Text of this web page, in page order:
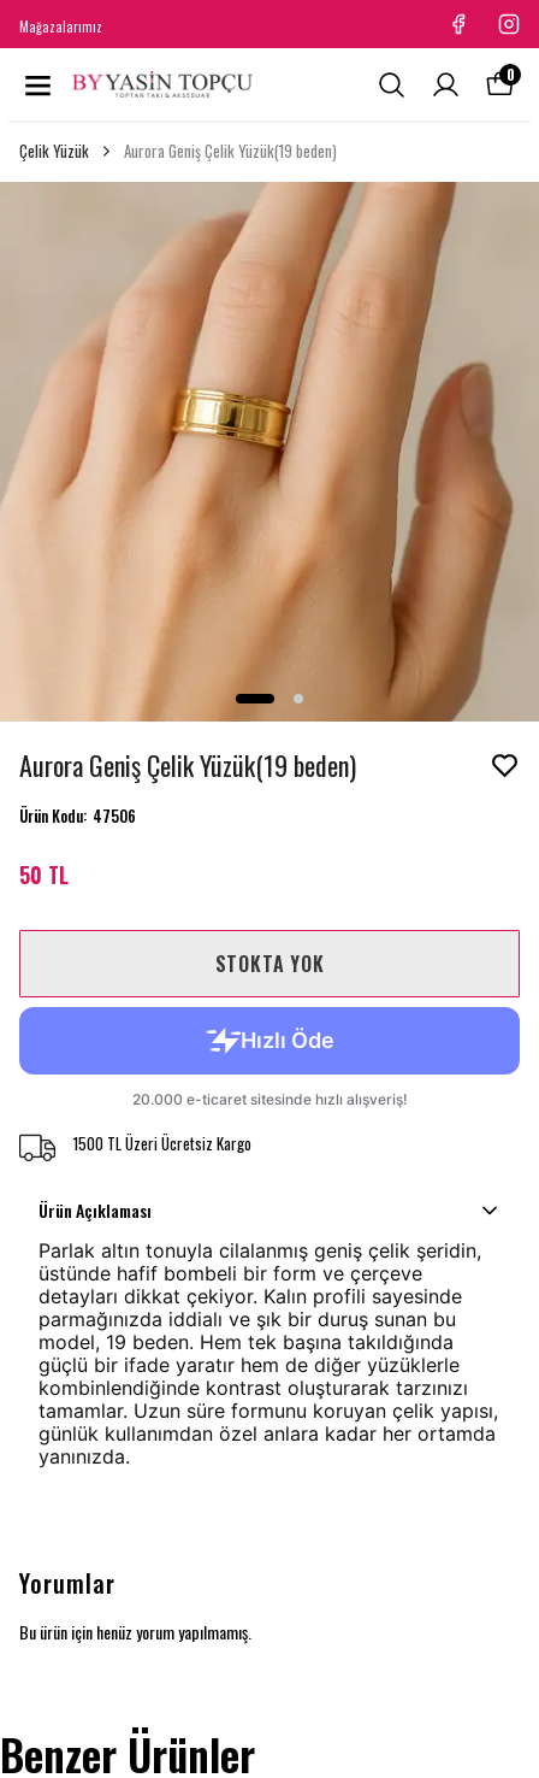
Mağazalarımız
0
Çelik Yüzük Aurora Geniş Çelik Yüzük(19 beden)
Aurora Geniş Çelik Yüzük(19 beden)
Ürün Kodu: 47506
50 TL
STOKTA YOK
1500 TL Üzeri Ücretsiz Kargo
Ürün Açıklaması
Parlak altın tonuyla cilalanmış geniş çelik şeridin,
üstünde hafif bombeli bir form ve çerçeve
detayları dikkat çekiyor. Kalın profili sayesinde
parmağınızda iddialı ve şık bir duruş sunan bu
model, 19 beden. Hem tek başına takıldığında
güçlü bir ifade yaratır hem de diğer yüzüklerle
kombinlendiğinde kontrast oluşturarak tarzınızı
tamamlar. Uzun süre formunu koruyan çelik yapısı,
günlük kullanımdan özel anlara kadar her ortamda
yanınızda.
Yorumlar
Bu ürün için henüz yorum yapılmamış.
Benzer Ürünler